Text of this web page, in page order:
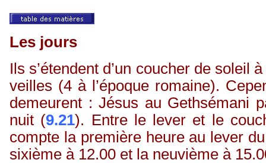
Les jours
Ils s’étendent d’un coucher de soleil
veilles (4 à l’époque romaine).
demeurent : Jésus au Gethsémani
nuit (9.21). Entre le lever et le
compte la première heure au lever
sixième à 12.00 et la neuvième à